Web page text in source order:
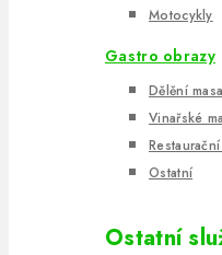
Motocykly
Gastro obrazy
Dělění masa
Vinařské
Ostatní
Ostatní